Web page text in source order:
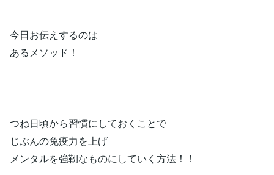
今日お伝えするのは
あるメソッド！
つね日頃から習慣にしておくことで
じぶんの免疫力を上げ
メンタルを強靭なものにしていく方法！！